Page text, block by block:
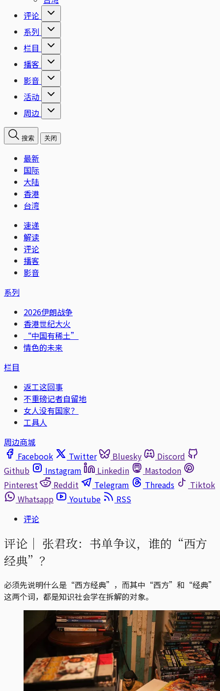
评论
系列
栏目
播客
影音
活动
周边
搜索 关闭
最新
国际
大陆
香港
台湾
速递
解读
评论
播客
影音
系列
2026伊朗战争
香港世纪大火
“中国有稀土”
情色的未来
栏目
返工这回事
不重磅记者自留地
女人没有国家？
工具人
周边商城
Facebook
Twitter Bluesky
Discord
Github
Instagram Linkedin
Mastodon
Pinterest
Reddit Telegram Threads
Tiktok
Whatsapp
Youtube
RSS
评论
评论｜ 张君玫：书单争议，谁的“西方
经典”？
必须先说明什么是“西方经典”，而其中“西方”和“经典”
这两个词，都是知识社会学在拆解的对象。